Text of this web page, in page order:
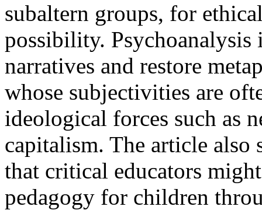
subaltern groups, for
possibility. Psychoanalysis
narratives and restore
whose subjectivities are
ideological forces such as
capitalism. The article also
that critical educators
pedagogy for children